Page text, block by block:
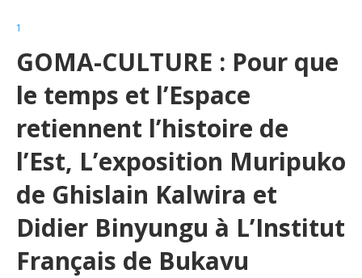
1
GOMA-CULTURE : Pour que
le temps et l’Espace
retiennent l’histoire de
l’Est, L’exposition Muripuko
de Ghislain Kalwira et
Didier Binyungu à L’Institut
Français de Bukavu